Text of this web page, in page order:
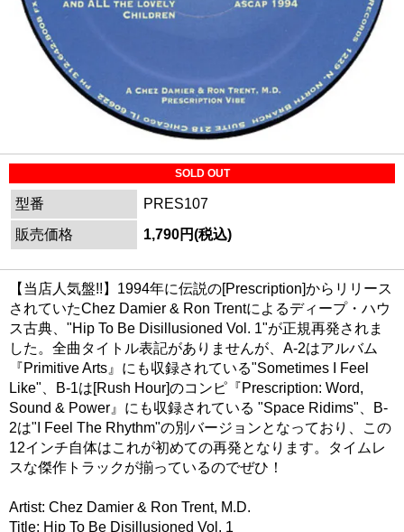
SOLD OUT
型番
PRES107
販売価格
1,790円(税込)
【当店人気盤!!】1994年に伝説の[Prescription]からリリース
されていたChez Damier & Ron Trentによるディープ・ハウ
ス古典、"Hip To Be Disillusioned Vol. 1"が正規再発されま
した。全曲タイトル表記がありませんが、A-2はアルバム
『Primitive Arts』にも収録されている"Sometimes I Feel
Like"、B-1は[Rush Hour]のコンピ『Prescription: Word,
Sound & Power』にも収録されている "Space Ridims"、B-
2は"I Feel The Rhythm"の別バージョンとなっており、この
12インチ自体はこれが初めての再発となります。タイムレ
スな傑作トラックが揃っているのでぜひ！
Artist: Chez Damier & Ron Trent, M.D.
Title: Hip To Be Disillusioned Vol. 1